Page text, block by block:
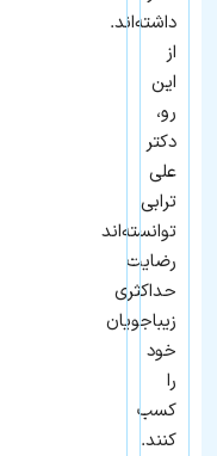
داشته‌اند.
از
این
رو،
دکتر
علی
ترابی
توانسته‌اند
رضایت
حداکثری
زیباجویان
خود
را
کسب
کنند.